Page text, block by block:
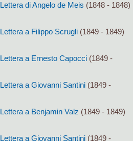
Lettera di Angelo de Meis (1848 - 1848)
Lettera a Filippo Scrugli (1849 - 1849)
Lettera a Ernesto Capocci (1849 -
Lettera a Giovanni Santini (1849 -
Lettera a Benjamin Valz (1849 - 1849)
Lettera a Giovanni Santini (1849 -